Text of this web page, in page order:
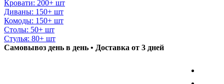
Кровати: 200+ шт
Диваны: 150+ шт
Комоды: 150+ шт
Столы: 50+ шт
Стулья: 80+ шт
Самовывоз день в день • Доставка от 3 дней